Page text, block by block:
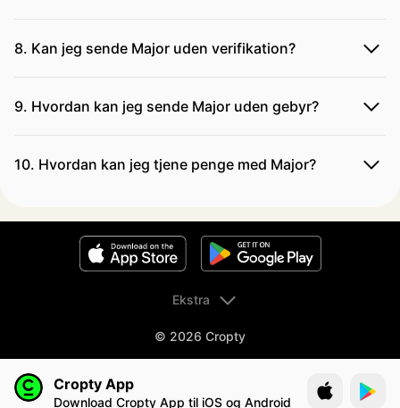
8. Kan jeg sende Major uden verifikation?
9. Hvordan kan jeg sende Major uden gebyr?
10. Hvordan kan jeg tjene penge med Major?
© 2026 Cropty
Ekstra
Cropty App
Download Cropty App til iOS og Android